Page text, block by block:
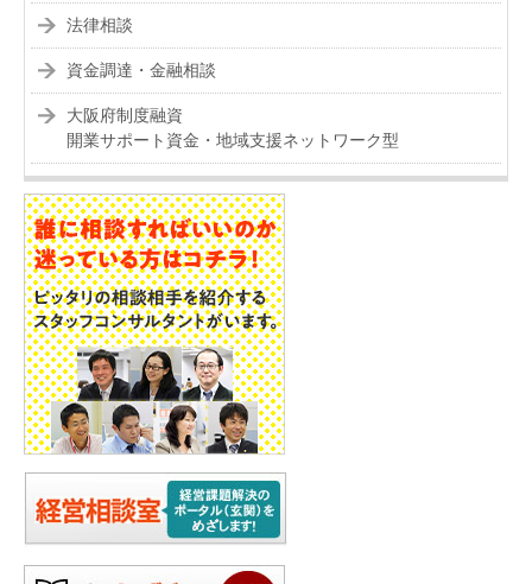
法律相談
資金調達・金融相談
大阪府制度融資
開業サポート資金・地域支援ネットワーク型